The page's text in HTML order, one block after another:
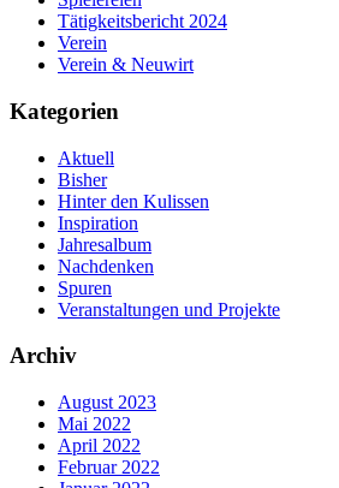
Tätigkeitsbericht 2024
Verein
Verein & Neuwirt
Kategorien
Aktuell
Bisher
Hinter den Kulissen
Inspiration
Jahresalbum
Nachdenken
Spuren
Veranstaltungen und Projekte
Archiv
August 2023
Mai 2022
April 2022
Februar 2022